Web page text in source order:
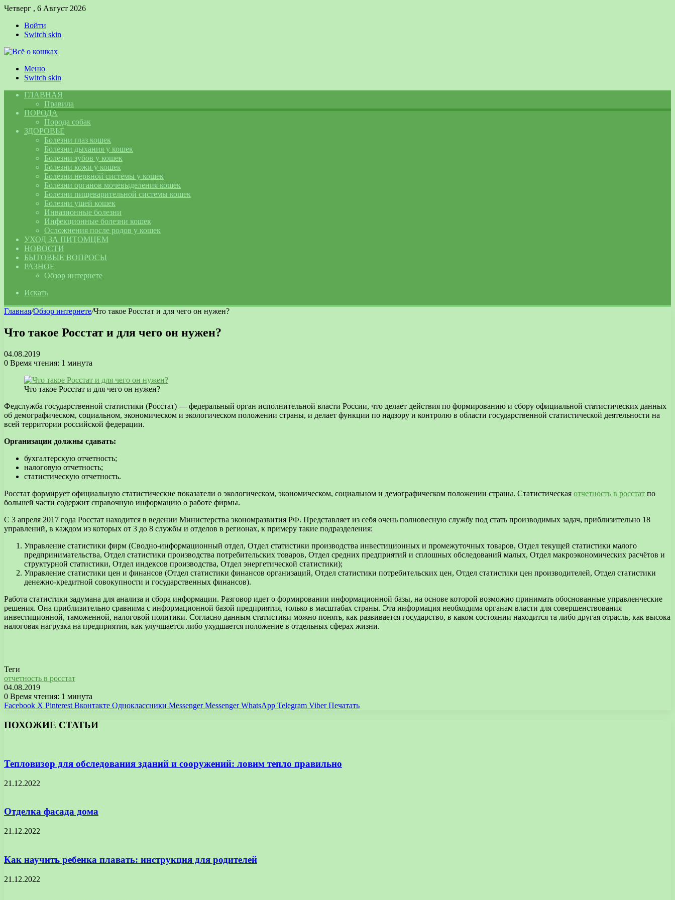
Четверг , 6 Август 2026
Войти
Switch skin
Меню
Switch skin
ГЛАВНАЯ
Правила
ПОРОДА
Порода собак
ЗДОРОВЬЕ
Болезни глаз кошек
Болезни дыхания у кошек
Болезни зубов у кошек
Болезни кожи у кошек
Болезни нервной системы у кошек
Болезни органов мочевыделения кошек
Болезни пищеварительной системы кошек
Болезни ушей кошек
Инвазионные болезни
Инфекционные болезни кошек
Осложнения после родов у кошек
УХОД ЗА ПИТОМЦЕМ
НОВОСТИ
БЫТОВЫЕ ВОПРОСЫ
РАЗНОЕ
Обзор интернете
Искать
Главная/Обзор интернете/Что такое Росстат и для чего он нужен?
Что такое Росстат и для чего он нужен?
04.08.2019
0 Время чтения: 1 минута
Что такое Росстат и для чего он нужен?
Федслужба государственной статистики (Росстат) — федеральный орган исполнительной власти России, что делает действия по формированию и сбору официальной статистических данных
об демографическом, социальном, экономическом и экологическом положении страны, и делает функции по надзору и контролю в области государственной статистической деятельности на
всей территории российской федерации.
Организации должны сдавать:
бухгалтерскую отчетность;
налоговую отчетность;
статистическую отчетность.
Росстат формирует официальную статистические показатели о экологическом, экономическом, социальном и демографическом положении страны. Статистическая отчетность в росстат по
большей части содержит справочную информацию о работе фирмы.
С 3 апреля 2017 года Росстат находится в ведении Министерства экономразвития РФ. Представляет из себя очень полновесную службу под стать производимых задач, приблизительно 18
управлений, в каждом из которых от 3 до 8 службы и отделов в регионах, к примеру такие подразделения:
Управление статистики фирм (Сводно-информационный отдел, Отдел статистики производства инвестиционных и промежуточных товаров, Отдел текущей статистики малого
предпринимательства, Отдел статистики производства потребительских товаров, Отдел средних предприятий и сплошных обследований малых, Отдел макроэкономических расчётов и
структурной статистики, Отдел индексов производства, Отдел энергетической статистики);
Управление статистики цен и финансов (Отдел статистики финансов организаций, Отдел статистики потребительских цен, Отдел статистики цен производителей, Отдел статистики
денежно-кредитной совокупности и государственных финансов).
Работа статистики задумана для анализа и сбора информации. Разговор идет о формировании информационной базы, на основе которой возможно принимать обоснованные управленческие
решения. Она приблизительно сравнима с информационной базой предприятия, только в масштабах страны. Эта информация необходима органам власти для совершенствования
инвестиционной, таможенной, налоговой политики. Согласно данным статистики можно понять, как развивается государство, в каком состоянии находится та либо другая отрасль, как высока
налоговая нагрузка на предприятия, как улучшается либо ухудшается положение в отдельных сферах жизни.
Теги
отчетность в росстат
04.08.2019
0 Время чтения: 1 минута
Facebook X Pinterest Вконтакте Одноклассники Messenger Messenger WhatsApp Telegram Viber Печатать
ПОХОЖИЕ СТАТЬИ
Тепловизор для обследования зданий и сооружений: ловим тепло правильно
21.12.2022
Отделка фасада дома
21.12.2022
Как научить ребенка плавать: инструкция для родителей
21.12.2022